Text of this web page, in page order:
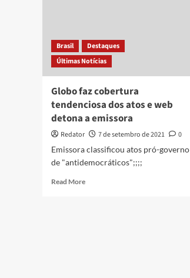
Brasil
Destaques
Últimas Notícias
Globo faz cobertura
tendenciosa dos atos e web
detona a emissora
Redator 7 de setembro de 2021
0
Emissora classificou atos pró-governo
de "antidemocráticos";;;;
Read MoreRead